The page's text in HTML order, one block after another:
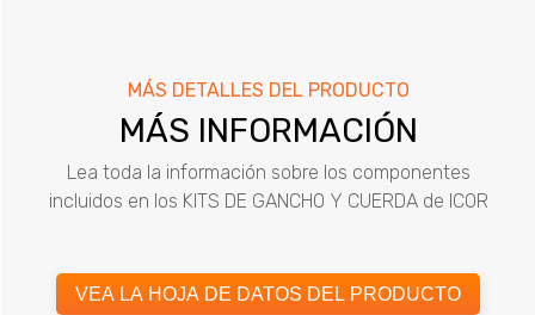
MÁS DETALLES DEL PRODUCTO
MÁS INFORMACIÓN
Lea toda la información sobre los componentes
incluidos en los KITS DE GANCHO Y CUERDA de ICOR
VEA LA HOJA DE DATOS DEL PRODUCTO